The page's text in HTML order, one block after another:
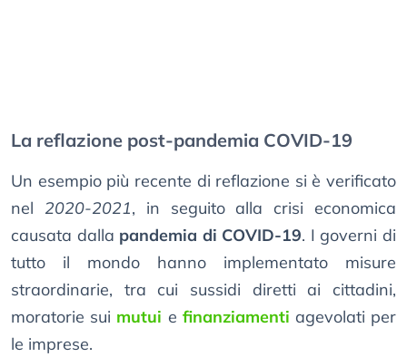
La reflazione post-pandemia COVID-19
Un esempio più recente di reflazione si è verificato
nel 2020-2021, in seguito alla crisi economica
causata dalla pandemia di COVID-19. I governi di
tutto il mondo hanno implementato misure
straordinarie, tra cui sussidi diretti ai cittadini,
moratorie sui mutui e finanziamenti agevolati per
le imprese.